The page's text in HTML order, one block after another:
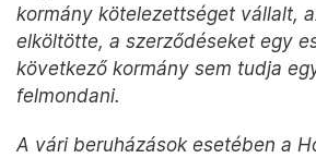
kormány kötelezettséget vállalt,
elköltötte, a szerződéseket egy
következő kormány sem tudja
felmondani.
A vári beruházások esetében a